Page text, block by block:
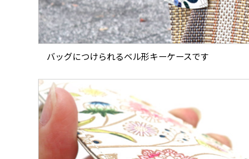
バッグにつけられるベル形キーケースです